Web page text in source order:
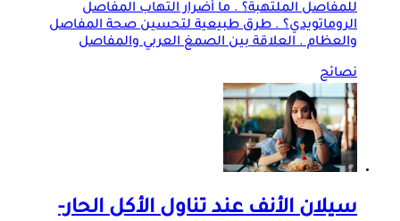
للمفاصل الملتهبة؟ . ما أضرار التهاب المفاصل
الروماتويدي؟ . طرق طبيعية لتحسين صحة المفاصل
والعظام . العلاقة بين الصمغ العربي والمفاصل
نصائح
سيلان الأنف عند تناول الأكل الحار-